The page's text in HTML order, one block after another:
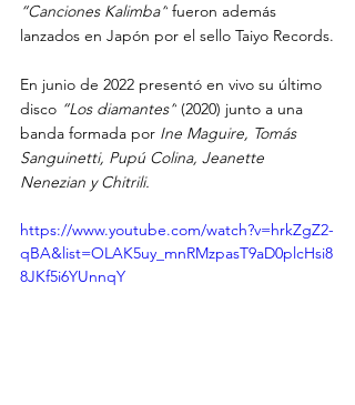
“Canciones Kalimba” fueron además
lanzados en Japón por el sello Taiyo Records.
En junio de 2022 presentó en vivo su último
disco “Los diamantes” (2020) junto a una
banda formada por Ine Maguire, Tomás
Sanguinetti, Pupú Colina, Jeanette
Nenezian y Chitrili.
https://www.youtube.com/watch?v=hrkZgZ2-
qBA&list=OLAK5uy_mnRMzpasT9aD0plcHsi8
8JKf5i6YUnnqY